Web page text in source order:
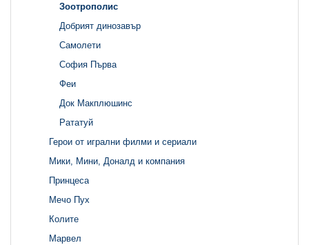
Зоотрополис
Добрият динозавър
Самолети
София Първа
Феи
Док Макплюшинс
Рататуй
Герои от игрални филми и сериали
Мики, Мини, Доналд и компания
Принцеса
Мечо Пух
Колите
Марвел